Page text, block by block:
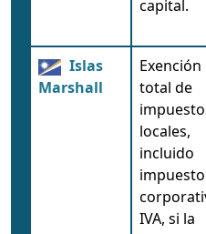
capital.
Islas
Marshall
Exención
total de
locales,
incluido
impuesto
IVA, si la